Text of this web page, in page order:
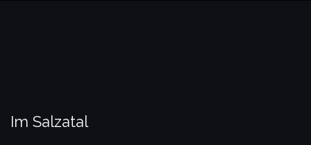
Im Salzatal